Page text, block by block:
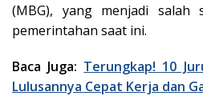
(MBG), yang menjadi salah
pemerintahan saat ini.
Baca Juga: Terungkap! 10
Lulusannya Cepat Kerja dan